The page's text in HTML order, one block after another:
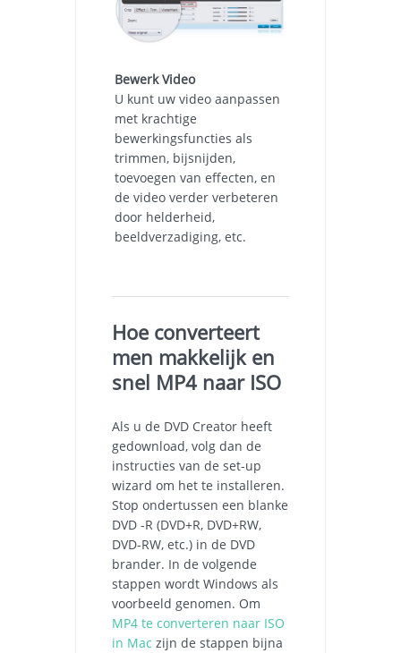
Bewerk Video
U kunt uw video aanpassen
met krachtige
bewerkingsfuncties als
trimmen, bijsnijden,
toevoegen van effecten, en
de video verder verbeteren
door helderheid,
beeldverzadiging, etc.
Hoe converteert
men makkelijk en
snel MP4 naar ISO
Als u de DVD Creator heeft
gedownload, volg dan de
instructies van de set-up
wizard om het te installeren.
Stop ondertussen een blanke
DVD -R (DVD+R, DVD+RW,
DVD-RW, etc.) in de DVD
brander. In de volgende
stappen wordt Windows als
voorbeeld genomen. Om
MP4 te converteren naar ISO
in Mac zijn de stappen bijna